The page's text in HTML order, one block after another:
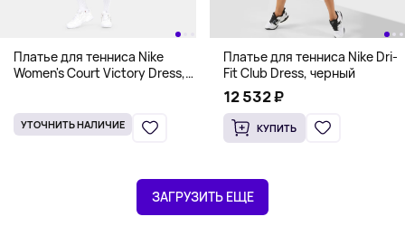
Платье для тенниса Nike
Women's Court Victory Dress,
УТОЧНИТЬ НАЛИЧИЕ
Платье для тенниса Nike Dri-
Fit Club Dress, черный
12 532 ₽
КУПИТЬ
ЗАГРУЗИТЬ ЕЩЕ